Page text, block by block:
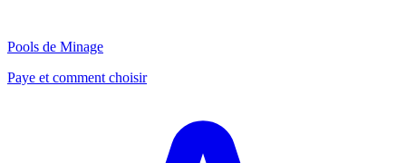
Pools de Minage
Paye et comment choisir